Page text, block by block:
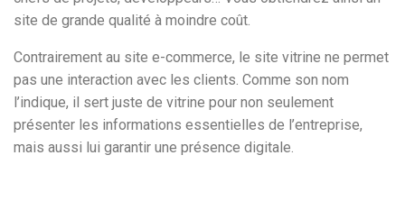
site de grande qualité à moindre coût.
Contrairement au site e-commerce, le site vitrine ne permet
pas une interaction avec les clients. Comme son nom
l’indique, il sert juste de vitrine pour non seulement
présenter les informations essentielles de l’entreprise,
mais aussi lui garantir une présence digitale.